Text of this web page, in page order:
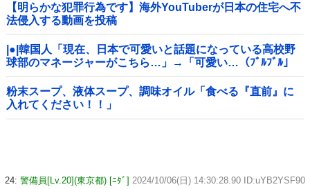
【明らかな犯罪行為です】海外YouTuberが日本の住宅へ不
法侵入する動画を投稿
|●|韓国人「現在、日本で可愛いと話題になっている高校野
球部のマネージャーがこちら…」→「可愛い…（ﾌﾞﾙﾌﾞﾙ」
＝韓国の反応
粉末スープ、液体スープ、調味オイル「食べる『直前』に
入れてください！！」
24: 警備員[Lv.20](東京都) [ﾆﾀﾞ] 2024/10/06(日) 14:30:28.90 ID:uYB2YSF90